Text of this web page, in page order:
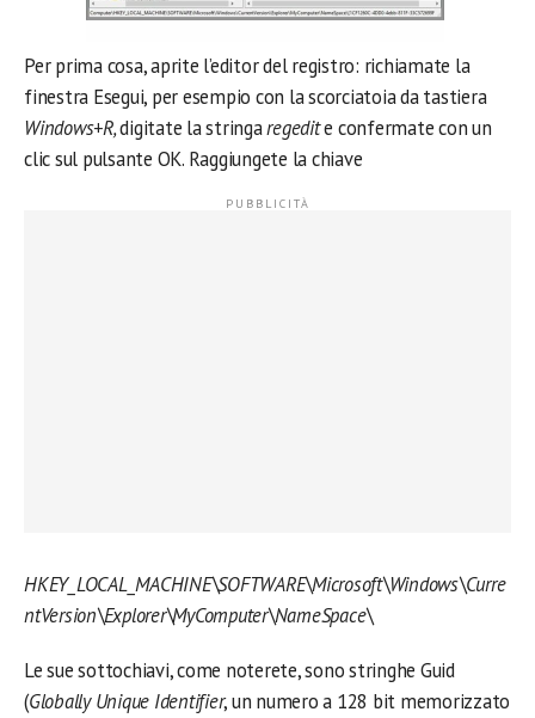
Per prima cosa, aprite l’editor del registro: richiamate la
finestra Esegui, per esempio con la scorciatoia da tastiera
Windows+R,digitate la stringaregedite confermate con un
clic sul pulsante OK. Raggiungete la chiave
HKEY_LOCAL_MACHINE\SOFTWARE\Microsoft\Windows\Curre
ntVersion\Explorer\MyComputer\NameSpace\
Le sue sottochiavi, come noterete, sono stringhe Guid
(Globally Unique Identifier, un numero a 128 bit memorizzato